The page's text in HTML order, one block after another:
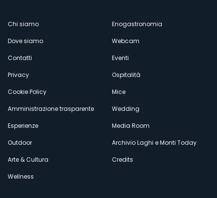
Menù
secondario
Chi siamo
Dove siamo
Contatti
Privacy
Cookie Policy
Amministrazione trasparente
Esperienze
Outdoor
Arte & Cultura
Wellness
Enogastronomia
Webcam
Eventi
Ospitalità
Mice
Wedding
Media Room
Archivio Laghi e Monti Today
Credits